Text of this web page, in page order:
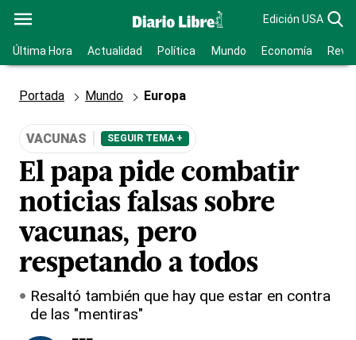
Edición USA
Última Hora Actualidad Política Mundo Economía
Portada Mundo Europa
VACUNAS SEGUIR TEMA +
El papa pide combatir
noticias falsas sobre
vacunas, pero
respetando a todos
Resaltó también que hay que estar en contra
de las "mentiras"